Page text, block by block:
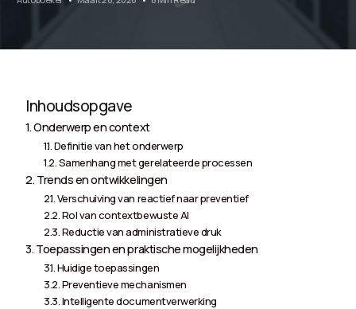
Inhoudsopgave
Onderwerp en context
Definitie van het onderwerp
Samenhang met gerelateerde processen
Trends en ontwikkelingen
Verschuiving van reactief naar preventief
Rol van contextbewuste AI
Reductie van administratieve druk
Toepassingen en praktische mogelijkheden
Huidige toepassingen
Preventieve mechanismen
Intelligente documentverwerking